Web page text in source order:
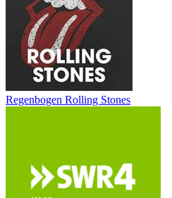
Regenbogen Rolling Stones